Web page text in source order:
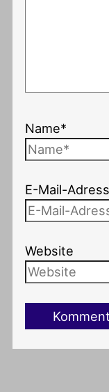
Name*
E-Mail-
Website